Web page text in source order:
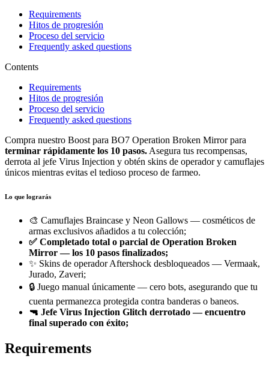
Requirements
Hitos de progresión
Proceso del servicio
Frequently asked questions
Contents
Requirements
Hitos de progresión
Proceso del servicio
Frequently asked questions
Compra nuestro Boost para BO7 Operation Broken Mirror para
terminar rápidamente los 10 pasos.Asegura tus recompensas,
derrota al jefe Virus Injection y obtén skins de operador y camuflajes
únicos mientras evitas el tedioso proceso de farmeo.
Lo que lograrás
🎨 Camuflajes Braincase y Neon Gallows — cosméticos de
armas exclusivos añadidos a tu colección;
✅ Completado total o parcial de Operation Broken
Mirror — los 10 pasos finalizados;
✨ Skins de operador Aftershock desbloqueados — Vermaak,
Jurado, Zaveri;
🔒 Juego manual únicamente — cero bots, asegurando que tu
cuenta permanezca protegida contra banderas o baneos.
🔫 Jefe Virus Injection Glitch derrotado — encuentro
final superado con éxito;
Requirements